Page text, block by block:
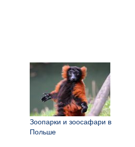
Зоопарки и зоосафари в
Польше